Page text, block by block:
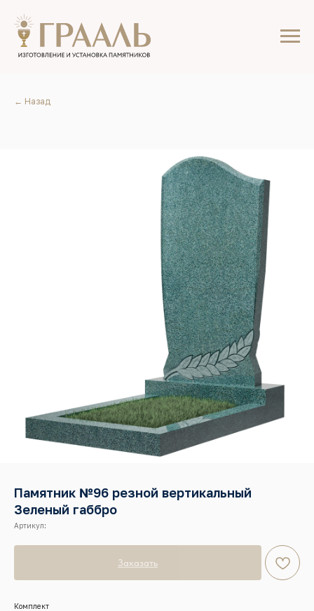
← Назад
Памятник №96 резной вертикальный
Зеленый габбро
Артикул:
Заказать
Комплект